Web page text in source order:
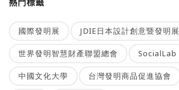
熱門標籤
國際發明展 JDIE日本設計創意暨發明展
世界發明智慧財產聯盟總會 SocialLab
中國文化大學 台灣發明商品促進協會